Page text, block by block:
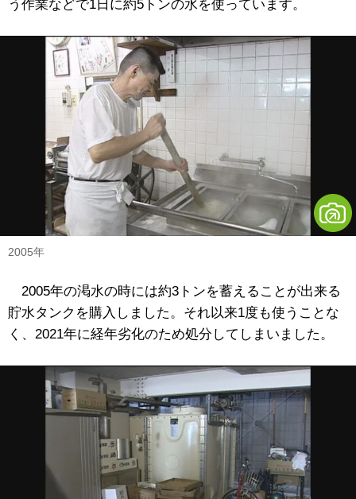
う作業などで1日に約5トンの水を使っています。
2005年
2005年の渇水の時には約3トンを蓄えることが出来る
貯水タンクを購入しました。それ以来1度も使うことな
く、2021年に経年劣化のため処分してしまいました。